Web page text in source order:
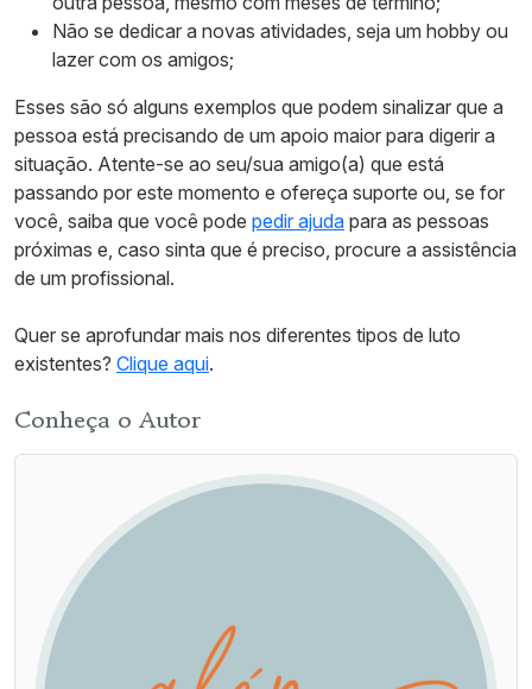
Não se dedicar a novas atividades, seja um hobby ou
lazer com os amigos;
Esses são só alguns exemplos que podem sinalizar que a
pessoa está precisando de um apoio maior para digerir a
situação. Atente-se ao seu/sua amigo(a) que está
passando por este momento e ofereça suporte ou, se for
você, saiba que você pode pedir ajuda para as pessoas
próximas e, caso sinta que é preciso, procure a assistência
de um profissional.
Quer se aprofundar mais nos diferentes tipos de luto
existentes? Clique aqui.
Conheça o Autor